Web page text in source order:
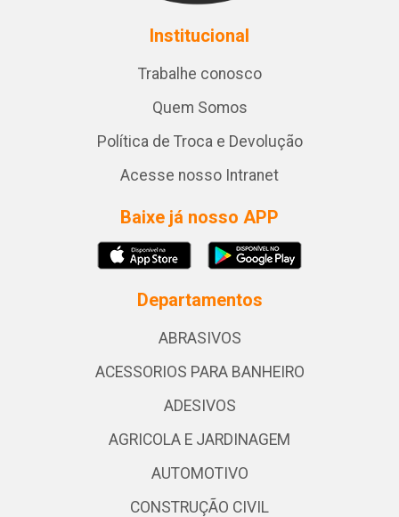
Institucional
Trabalhe conosco
Quem Somos
Política de Troca e Devolução
Acesse nosso Intranet
Baixe já nosso APP
Departamentos
ABRASIVOS
ACESSORIOS PARA BANHEIRO
ADESIVOS
AGRICOLA E JARDINAGEM
AUTOMOTIVO
CONSTRUÇÃO CIVIL